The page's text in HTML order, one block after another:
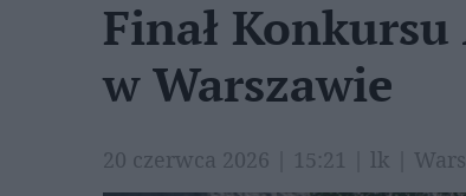
Finał
w Warszawie
20 czerwca 2026 | 15:21 | lk |